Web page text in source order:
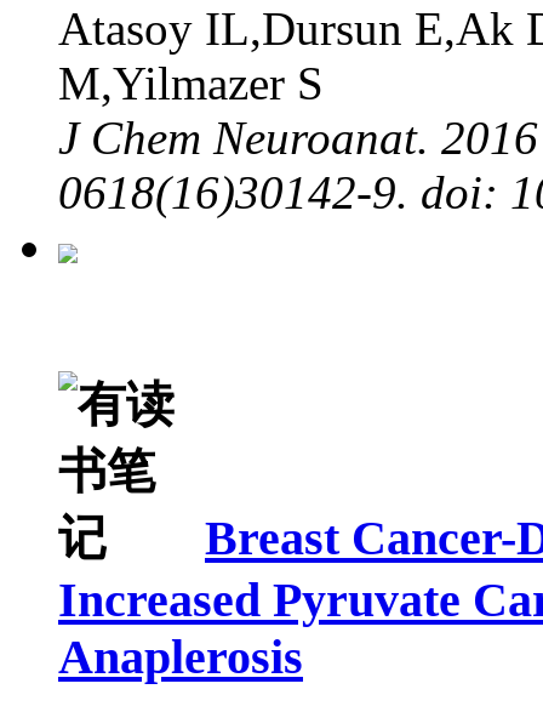
Atasoy IL,Dursun E,Ak
M,Yilmazer S
J Chem Neuroanat.
0618(16)30142-9. doi:
Breast Cancer-
Increased Pyruvate
Anaplerosis